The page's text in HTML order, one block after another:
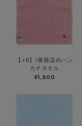
【+B】/薔薇染めハン
カチタオル
¥1,800